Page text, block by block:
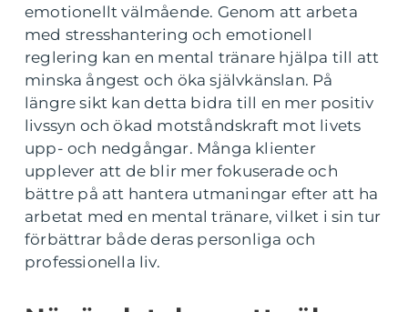
emotionellt välmående. Genom att arbeta
med stresshantering och emotionell
reglering kan en mental tränare hjälpa till att
minska ångest och öka självkänslan. På
längre sikt kan detta bidra till en mer positiv
livssyn och ökad motståndskraft mot livets
upp- och nedgångar. Många klienter
upplever att de blir mer fokuserade och
bättre på att hantera utmaningar efter att ha
arbetat med en mental tränare, vilket i sin tur
förbättrar både deras personliga och
professionella liv.